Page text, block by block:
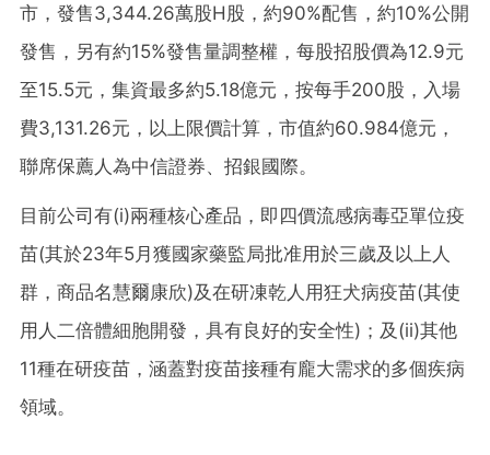
市，發售3,344.26萬股H股，約90%配售，約10%公開
發售，另有約15%發售量調整權，每股招股價為12.9元
至15.5元，集資最多約5.18億元，按每手200股，入場
費3,131.26元，以上限價計算，市值約60.984億元，
聯席保薦人為中信證券、招銀國際。
目前公司有(i)兩種核心產品，即四價流感病毒亞單位疫
苗(其於23年5月獲國家藥監局批准用於三歲及以上人
群，商品名慧爾康欣)及在研凍乾人用狂犬病疫苗(其使
用人二倍體細胞開發，具有良好的安全性)；及(ii)其他
11種在研疫苗，涵蓋對疫苗接種有龐大需求的多個疾病
領域。